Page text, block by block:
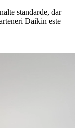
standarde, dar
Daikin este